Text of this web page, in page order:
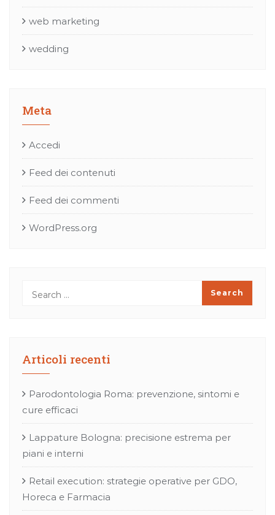
web marketing
wedding
Meta
Accedi
Feed dei contenuti
Feed dei commenti
WordPress.org
Articoli recenti
Parodontologia Roma: prevenzione, sintomi e
cure efficaci
Lappature Bologna: precisione estrema per
piani e interni
Retail execution: strategie operative per GDO,
Horeca e Farmacia